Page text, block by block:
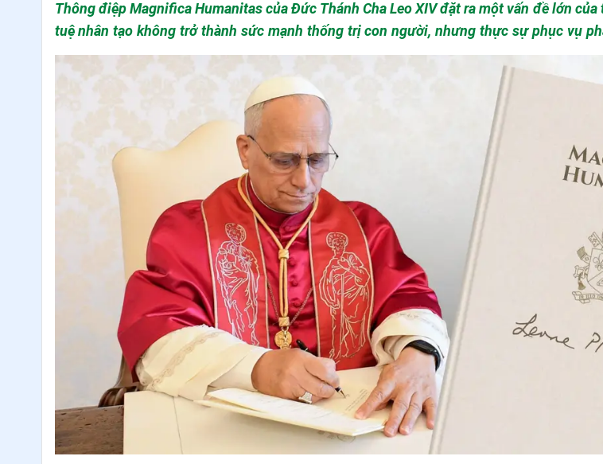
Thông điệp Magnifica Humanitas của Đức Thánh Cha Leo XIV đặt ra một vấn đề lớn của thời đại: làm thế nào để trí
tuệ nhân tạo không trở thành sức mạnh thống trị con người, nhưng thực sự phục vụ phẩm giá, tự do và tương lai
của nhân loại. Đây không chỉ là một vấn đề kỹ thuật, cũng không chỉ thuộc phạm vi của một quốc gia hay một nền
văn hóa riêng biệt. Trái lại, AI đang trở thành một thực tại toàn cầu, tác động sâu rộng đến chính trị, kinh tế, giáo